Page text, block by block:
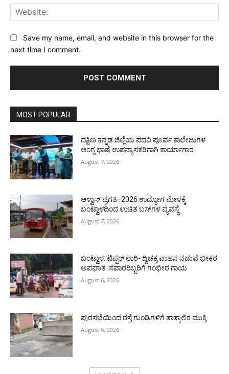
Save my name, email, and website in this browser for the
next time I comment.
MOST POPULAR
ದಕ್ಷಿಣ ಕನ್ನಡ ಜಿಲ್ಲೆಯ ಪದವಿ ಪೂರ್ವ ಕಾಲೇಜುಗಳ
ಆಂಗ್ಲ ಭಾಷೆ ಉಪನ್ಯಾಸಕರಿಗಾಗಿ ಕಾರ್ಯಾಗಾರ
August 7, 2026
ಆಳ್ವಾಸ್ ಪ್ರಗತಿ–2026 ಉದ್ಯೋಗ ಮೇಳಕ್ಕೆ
ಬಂಟ್ವಾಳದಿಂದ ಉಚಿತ ಬಸ್‌ಗಳ ವ್ಯವಸ್ಥೆ
August 7, 2026
ಬಂಟ್ವಾಳ: ಟಿಪ್ಪರ್ ಲಾರಿ- ದ್ವಿಚಕ್ರ ವಾಹನ ನಡುವೆ ಭೀಕರ
ಅಪಘಾತ :ಸವಾರರಿಬ್ಬರಿಗೆ ಗಂಭೀರ ಗಾಯ
August 6, 2026
ಪುರಸಭೆಯಿಂದ ರಸ್ತೆ ಗುಂಡಿಗಳಿಗೆ ತಾತ್ಕಾಲಿಕ ಮುಕ್ತಿ
August 6, 2026